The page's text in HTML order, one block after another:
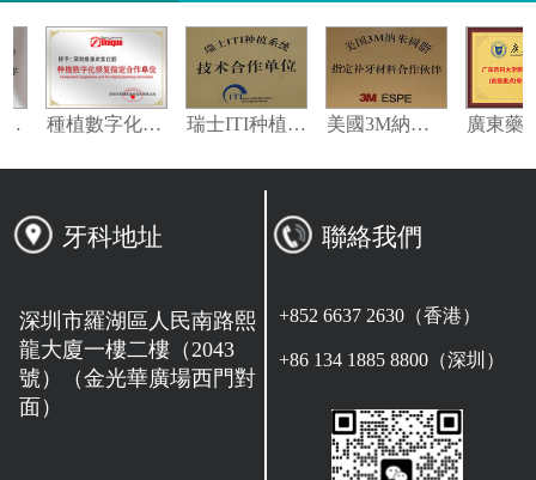
牙科地址
深圳市羅湖區人民南路熙
龍大廈一樓二樓（2043
號）（金光華廣場西門對
面）
聯絡我們
+852 6637 2630（香港）
+86 134 1885 8800（深圳）